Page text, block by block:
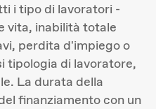
i tipo di lavoratori -
vita, inabilità totale
perdita d'impiego o
tipologia di lavoratore,
La durata della
finanziamento con un